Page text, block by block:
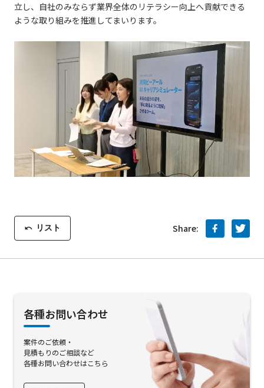
立し、自社のみならず業界全体のリテラシー向上へ貢献できる
ような取り組みを推進してまいります。
リスト Share:
各種お問い合わせ
案件のご依頼・
見積もりのご相談など
各種お問い合わせはこちら